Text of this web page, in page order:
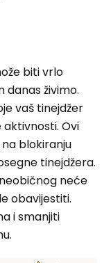
biti vrlo
danas živimo.
vaš tinejdžer
Ovi
blokiranju
tinejdžera.
neće
obavijestiti.
i smanjiti